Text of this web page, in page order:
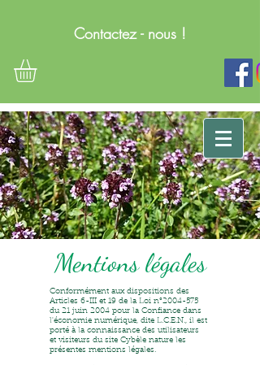
Contactez - nous !
Mentions légales
Conformément aux dispositions des
Articles 6-III et 19 de la Loi n°2004-575
du 21 juin 2004 pour la Confiance dans
l'économie numérique, dite L.C.E.N., il est
porté à la connaissance des utilisateurs
et visiteurs du site Cybèle nature les
présentes mentions légales.